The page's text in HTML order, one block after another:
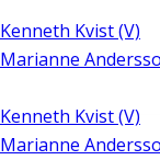
Kenneth Kvist (V)
Marianne
Kenneth Kvist (V)
Marianne